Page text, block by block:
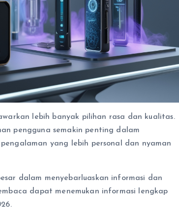
lebih banyak pilihan rasa dan kualitas.
pengguna semakin penting dalam
yang lebih personal dan nyaman
dalam menyebarluaskan informasi dan
dapat menemukan informasi lengkap